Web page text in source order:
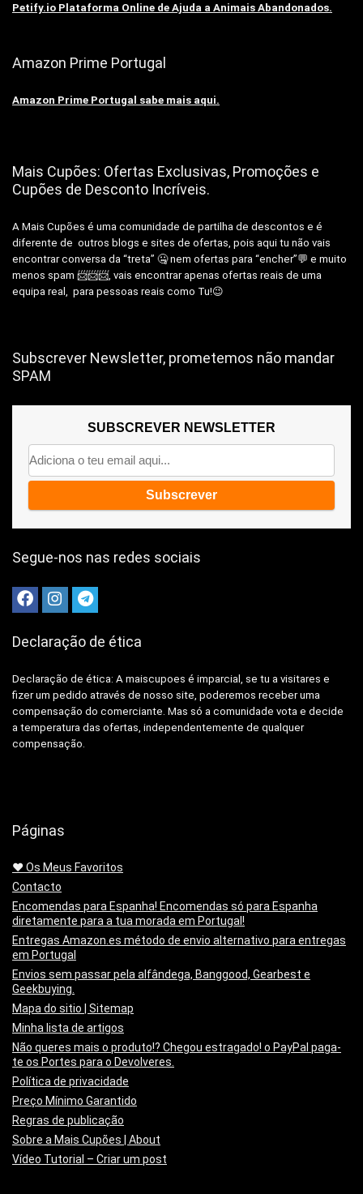
Petify.io Plataforma Online de Ajuda a Animais Abandonados.
Amazon Prime Portugal
Amazon Prime Portugal sabe mais aqui.
Mais Cupões: Ofertas Exclusivas, Promoções e
Cupões de Desconto Incríveis.
A Mais Cupões é uma comunidade de partilha de descontos e é
diferente de outros blogs e sites de ofertas, pois aqui tu não vais
encontrar conversa da “treta” 🤐 nem ofertas para “encher”💬 e muito
menos spam 📨📨📨, vais encontrar apenas ofertas reais de uma
equipa real, para pessoas reais como Tu!😉
Subscrever Newsletter, prometemos não mandar
SPAM
SUBSCREVER NEWSLETTER
Segue-nos nas redes sociais
Declaração de ética
Declaração de ética: A maiscupoes é imparcial, se tu a visitares e
fizer um pedido através de nosso site, poderemos receber uma
compensação do comerciante. Mas só a comunidade vota e decide
a temperatura das ofertas, independentemente de qualquer
compensação.
Páginas
❤️ Os Meus Favoritos
Contacto
Encomendas para Espanha! Encomendas só para Espanha
diretamente para a tua morada em Portugal!
Entregas Amazon.es método de envio alternativo para entregas
em Portugal
Envios sem passar pela alfândega, Banggood, Gearbest e
Geekbuying.
Mapa do sitio | Sitemap
Minha lista de artigos
Não queres mais o produto!? Chegou estragado! o PayPal paga-
te os Portes para o Devolveres.
Política de privacidade
Preço Mínimo Garantido
Regras de publicação
Sobre a Mais Cupões | About
Vídeo Tutorial – Criar um post